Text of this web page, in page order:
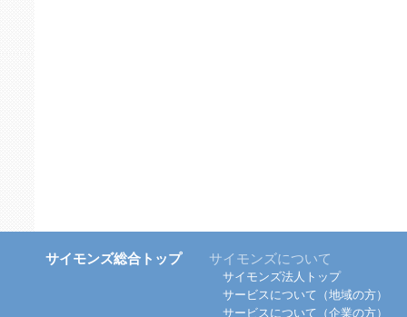
サイモンズ総合トップ サイモンズについて
サイモンズ法人トップ
サービスについて（地域の方）
サービスについて（企業の方）